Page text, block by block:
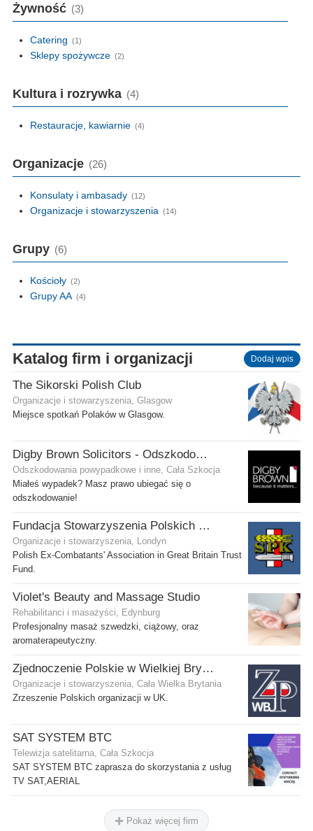
Żywność (3)
Catering (1)
Sklepy spożywcze (2)
Kultura i rozrywka (4)
Restauracje, kawiarnie (4)
Organizacje (26)
Konsulaty i ambasady (12)
Organizacje i stowarzyszenia (14)
Grupy (6)
Kościoły (2)
Grupy AA (4)
Katalog firm i organizacji Dodaj wpis
The Sikorski Polish Club
Organizacje i stowarzyszenia, Glasgow
Miejsce spotkań Polaków w Glasgow.
Digby Brown Solicitors - Odszkodowania w Szkocji
Odszkodowania powypadkowe i inne, Cała Szkocja
Miałeś wypadek? Masz prawo ubiegać się o
odszkodowanie!
Fundacja Stowarzyszenia Polskich Kombatantów w Wielkiej Brytanii
Organizacje i stowarzyszenia, Londyn
Polish Ex-Combatants' Association in Great Britain Trust
Fund.
Violet's Beauty and Massage Studio
Rehabilitanci i masażyści, Edynburg
Profesjonalny masaż szwedzki, ciążowy, oraz
aromaterapeutyczny.
Zjednoczenie Polskie w Wielkiej Brytanii
Organizacje i stowarzyszenia, Cała Wielka Brytania
Zrzeszenie Polskich organizacji w UK.
SAT SYSTEM BTC
Telewizja satelitarna, Cała Szkocja
SAT SYSTEM BTC zaprasza do skorzystania z usług
TV SAT,AERIAL
Pokaż więcej firm